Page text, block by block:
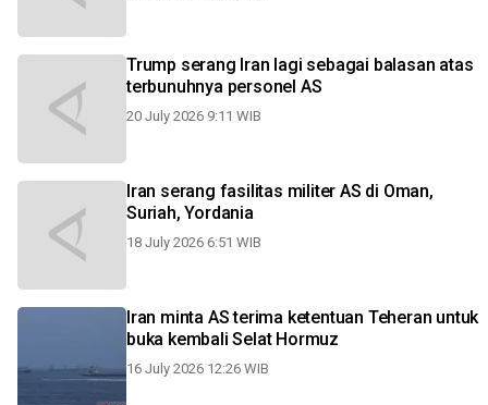
Trump serang Iran lagi sebagai balasan atas
terbunuhnya personel AS
20 July 2026 9:11 WIB
Iran serang fasilitas militer AS di Oman,
Suriah, Yordania
18 July 2026 6:51 WIB
Iran minta AS terima ketentuan Teheran untuk
buka kembali Selat Hormuz
16 July 2026 12:26 WIB